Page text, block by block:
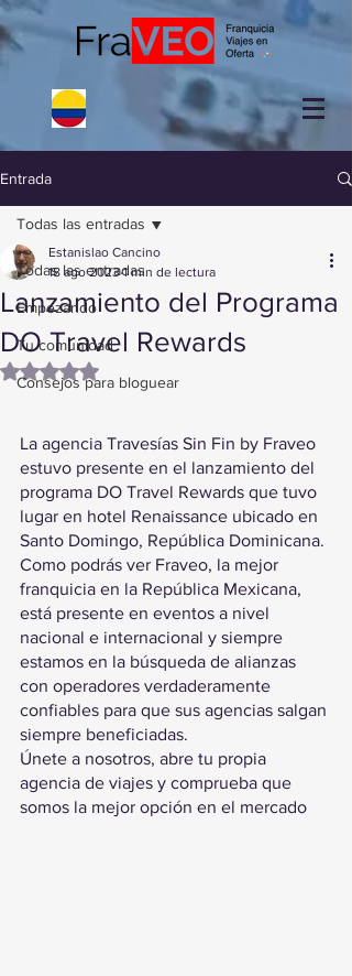
Entrada
Todas las entradas
Empezando
Tu comunidad
Consejos para bloguear
Todas las entradas
Lanzamiento del Programa
DO Travel Rewards
Estanislao Cancino
18 ago 2023 1 min de lectura
Obtuvo NaN de 5 estrellas.
La agencia Travesías Sin Fin by Fraveo
estuvo presente en el lanzamiento del
programa DO Travel Rewards que tuvo
lugar en hotel Renaissance ubicado en
Santo Domingo, República Dominicana.
Como podrás ver Fraveo, la mejor
franquicia en la República Mexicana,
está presente en eventos a nivel
nacional e internacional y siempre
estamos en la búsqueda de alianzas
con operadores verdaderamente
confiables para que sus agencias salgan
siempre beneficiadas.
Únete a nosotros, abre tu propia
agencia de viajes y comprueba que
somos la mejor opción en el mercado